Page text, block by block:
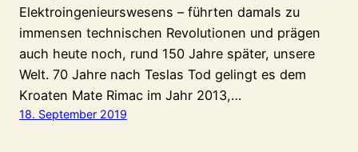
Elektroingenieurswesens – führten damals zu
immensen technischen Revolutionen und prägen
auch heute noch, rund 150 Jahre später, unsere
Welt. 70 Jahre nach Teslas Tod gelingt es dem
Kroaten Mate Rimac im Jahr 2013,…
18. September 2019